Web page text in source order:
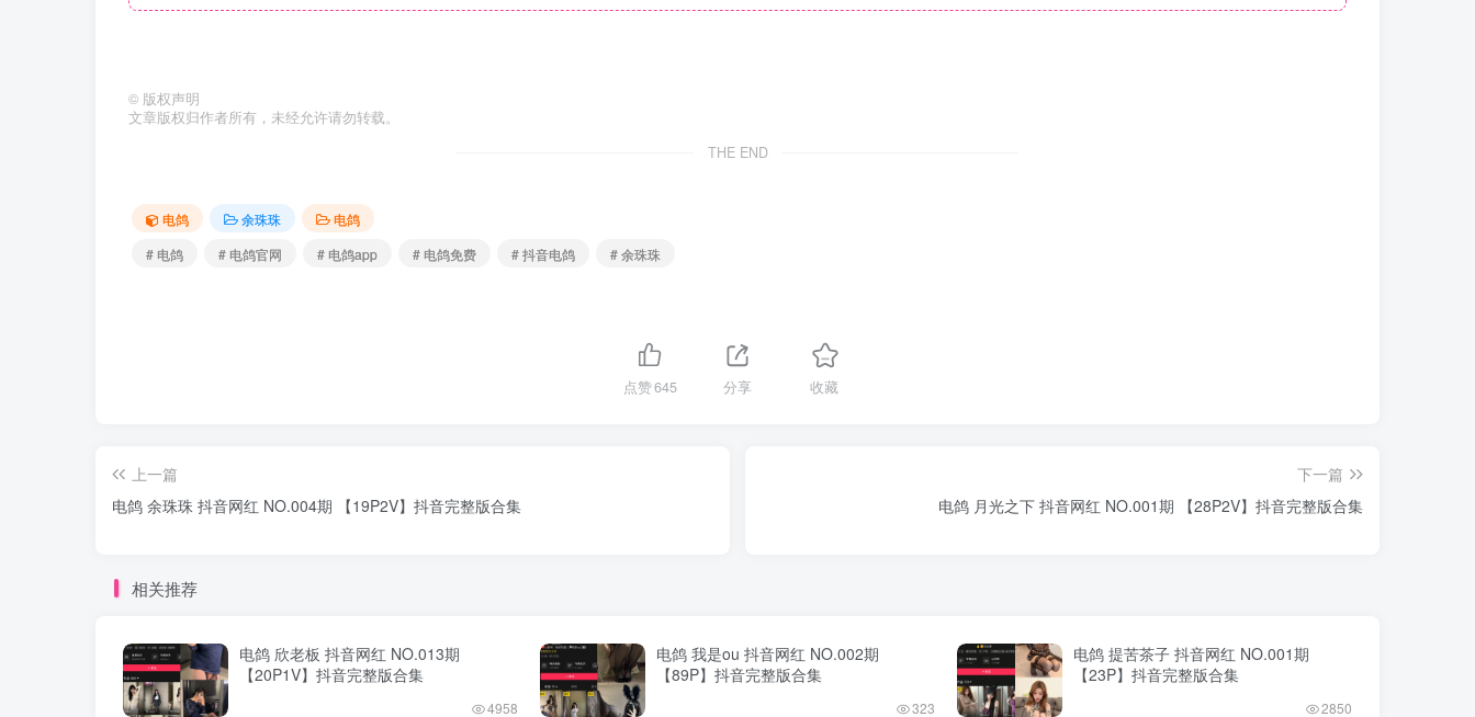
© 版权声明
文章版权归作者所有，未经允许请勿转载。
THE END
电鸽 余珠珠
电鸽
# 电鸽
# 电鸽官网 # 电鸽app # 电鸽免费 # 抖音电鸽 # 余珠珠
点赞645 分享 收藏
上一篇
电鸽 余珠珠 抖音网红 NO.004期 【19P2V】抖音完整版合集
下一篇
电鸽 月光之下 抖音网红 NO.001期 【28P2V】抖音完整版合集
相关推荐
电鸽 欣老板 抖音网红 NO.013期
【20P1V】抖音完整版合集
4958
电鸽 我是ou 抖音网红 NO.002期
【89P】抖音完整版合集
323
电鸽 提苦茶子 抖音网红 NO.001期
【23P】抖音完整版合集
2850